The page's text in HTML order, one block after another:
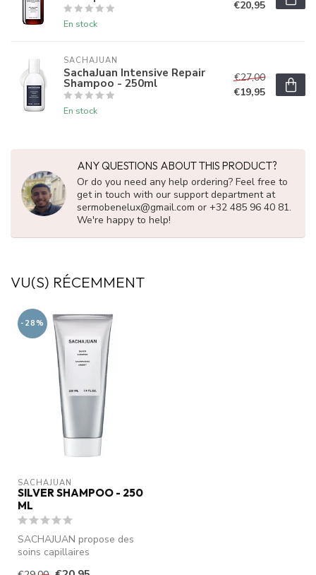
En stock
€20,95
SACHAJUAN
SachaJuan Intensive Repair
Shampoo - 250ml
En stock
€27,00
€19,95
ANY QUESTIONS ABOUT THIS PRODUCT?
Or do you need any help ordering? Feel free to
get in touch with our support department at
sermobenelux@gmail.com or +32 485 96 40 81.
We're happy to help!
VU(S) RÉCEMMENT
-28%
SACHAJUAN
SILVER SHAMPOO - 250
ML
SACHAJUAN propose des
soins capillaires